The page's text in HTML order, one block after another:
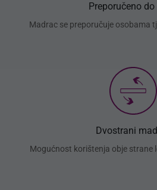
Preporučeno
Madrac se preporučuje osobama
Dvostrani
Mogućnost korištenja obje strane